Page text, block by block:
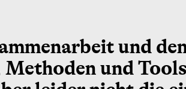
und
und